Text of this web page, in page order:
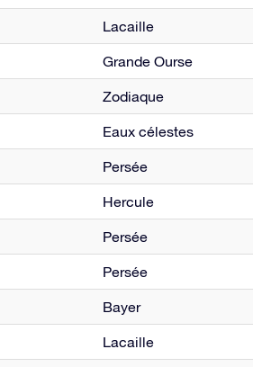
Lacaille
Grande Ourse
Zodiaque
Eaux célestes
Persée
Hercule
Persée
Persée
Bayer
Lacaille